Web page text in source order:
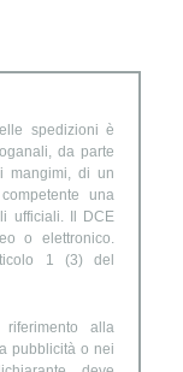
spedizioni è
da parte
mangimi, di un
una
ufficiali. Il DCE
o elettronico.
1 (3) del
alla
pubblicità o nei